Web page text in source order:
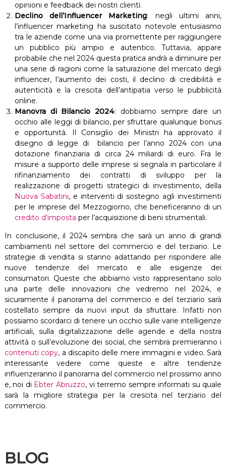
opinioni e feedback dei nostri clienti.
Declino dell’Influencer Marketing: negli ultimi anni,
l’influencer marketing ha suscitato notevole entusiasmo
tra le aziende come una via promettente per raggiungere
un pubblico più ampio e autentico. Tuttavia, appare
probabile che nel 2024 questa pratica andrà a diminuire per
una serie di ragioni come la saturazione del mercato degli
influencer, l’aumento dei costi, il declino di credibilità e
autenticità e la crescita dell’antipatia verso le pubblicità
online.
Manovra di Bilancio 2024: dobbiamo sempre dare un
occhio alle leggi di bilancio, per sfruttare qualunque bonus
e opportunità. Il Consiglio dei Ministri ha approvato il
disegno di legge di bilancio per l’anno 2024 con una
dotazione finanziaria di circa 24 miliardi di euro. Fra le
misure a supporto delle imprese si segnala in particolare il
rifinanziamento dei contratti di sviluppo per la
realizzazione di progetti strategici di investimento, della
Nuova Sabatini, e interventi di sostegno agli investimenti
per le imprese del Mezzogiorno, che beneficeranno di un
credito d’imposta per l’acquisizione di beni strumentali.
In conclusione, il 2024 sembra che sarà un anno di grandi
cambiamenti nel settore del commercio e del terziario. Le
strategie di vendita si stanno adattando per rispondere alle
nuove tendenze del mercato e alle esigenze dei
consumatori. Queste che abbiamo visto rappresentano solo
una parte delle innovazioni che vedremo nel 2024, e
sicuramente il panorama del commercio e del terziario sarà
costellato sempre da nuovi input da sfruttare. Infatti non
possiamo scordarci di tenere un occhio sulle varie intelligenze
artificiali, sulla digitalizzazione delle agende e della nostra
attività o sull’evoluzione dei social, che sembra premieranno i
contenuti copy, a discapito delle mere immagini e video. Sarà
interessante vedere come queste e altre tendenze
influenzeranno il panorama del commercio nel prossimo anno
e, noi di Ebter Abruzzo, vi terremo sempre informati su quale
sarà la migliore strategia per la crescita nel terziario del
commercio.
BLOG